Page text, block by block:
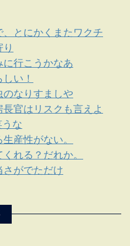
とにかくまたワクチ
に行こうかなあ
い！
なりすましや
官はリスクも言えよ
な
産性がない。
れる？だれか。
さがでただけ